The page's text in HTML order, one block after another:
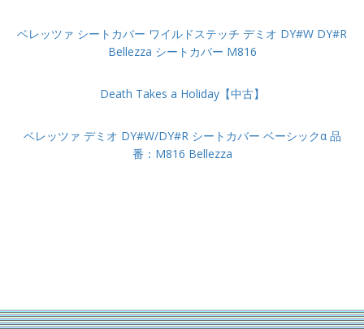
ベレッツァ シートカバー ワイルドステッチ デミオ DY#W DY#R
Bellezza シートカバー M816
Death Takes a Holiday【中古】
ベレッツァ デミオ DY#W/DY#R シートカバー ベーシックα 品
番：M816 Bellezza